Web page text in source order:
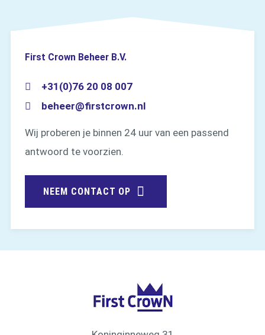
First Crown Beheer B.V.
+31(0)76 20 08 007
beheer@firstcrown.nl
Wij proberen je binnen 24 uur van een passend
antwoord te voorzien.
NEEM CONTACT OP